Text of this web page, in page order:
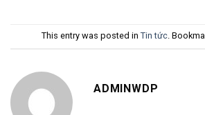
This entry was posted in Tin tức.
ADMINWDP